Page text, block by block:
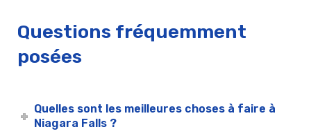
Questions fréquemment
posées
Quelles sont les meilleures choses à faire à
Niagara Falls ?